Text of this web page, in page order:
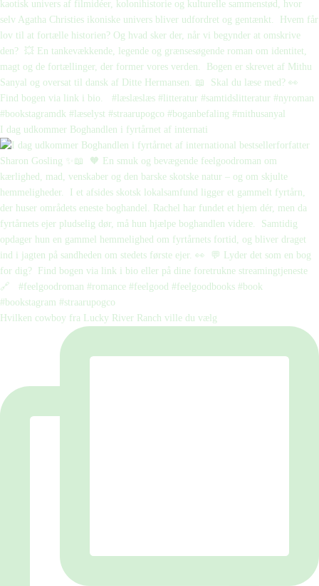
I dag udkommer Boghandlen i fyrtårnet af internati
Hvilken cowboy fra Lucky River Ranch ville du vælg